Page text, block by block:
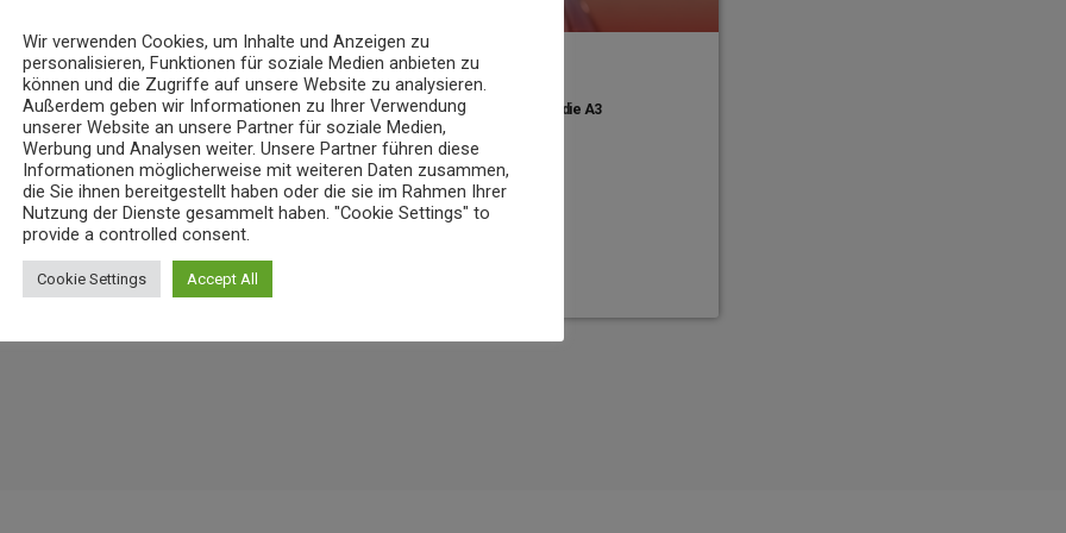
bereitet Verkehrsänderungen
NEWS
23-Jähriger rast mit über 235 km/h über die A3
today 6. AUGUST 2026 11
Wir verwenden Cookies, um Inhalte und Anzeigen zu
personalisieren, Funktionen für soziale Medien anbieten zu
können und die Zugriffe auf unsere Website zu analysieren.
Außerdem geben wir Informationen zu Ihrer Verwendung
unserer Website an unsere Partner für soziale Medien,
Werbung und Analysen weiter. Unsere Partner führen diese
Informationen möglicherweise mit weiteren Daten zusammen,
die Sie ihnen bereitgestellt haben oder die sie im Rahmen Ihrer
Nutzung der Dienste gesammelt haben. "Cookie Settings" to
provide a controlled consent.
Cookie Settings Accept All